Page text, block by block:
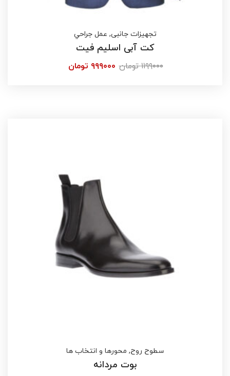
تجهیزات جانبی, عمل جراحي
کت آبی اسلیم فیت
۱۱۹۹۰۰۰ تومان ۹۹۹۰۰۰ تومان
سطوح روح, محورها و انتخاب ها
بوت مردانه